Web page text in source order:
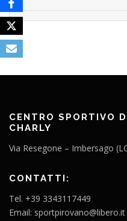
CENTRO SPORTIVO
CHARLY
Via Resegone – Imbersago
CONTATTI:
Tel. +39 3343117449
Email: sportpirovano@libero.it